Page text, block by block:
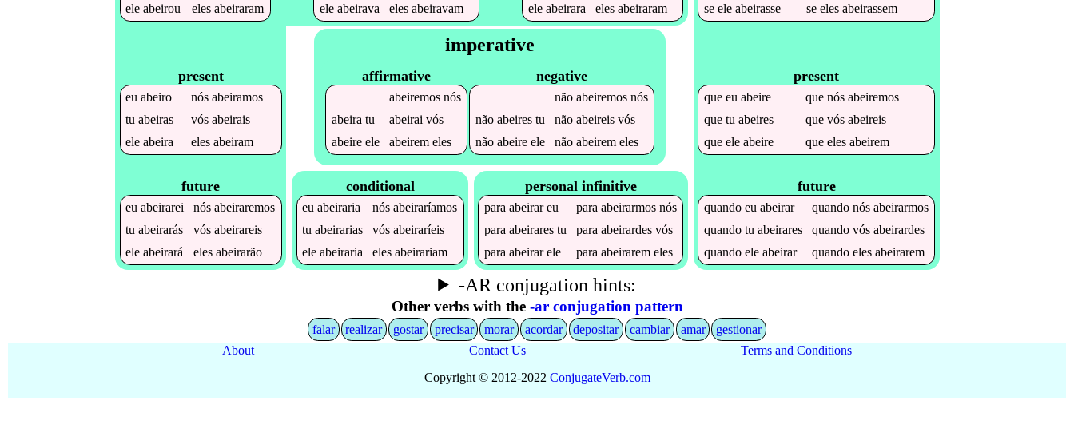
eleabeirou elesabeiraram
ele abeirava eles abeiravam
eleabeirara elesabeiraram
present
euabeiro nósabeiramos
tuabeiras vósabeirais
eleabeira elesabeiram
future
euabeirarei nósabeiraremos
tuabeirarás vósabeirareis
eleabeirará elesabeirarão
imperative
affirmative
abeiremosnós
abeira tu abeirai vós
abeireele abeiremeles
negative
não abeiremosnós
não abeirestu não abeireisvós
não abeireele não abeiremeles
conditional
euabeiraria nósabeiraríamos
tuabeirarias vósabeiraríeis
eleabeiraria elesabeirariam
personal infinitive
paraabeirareu paraabeirarmos nós
paraabeirares tu paraabeirardes vós
paraabeirarele paraabeirarem eles
seeleabeirasse seelesabeirassem
present
queeuabeire quenósabeiremos
quetuabeires quevósabeireis
queeleabeire queelesabeirem
future
quandoeuabeirar quandonósabeirarmos
quandotuabeirares quandovósabeirardes
quandoeleabeirar quandoelesabeirarem
-AR conjugation hints:
Other verbs with the -ar conjugation pattern
falar realizar gostar precisar morar acordar depositar cambiar amar
gestionar
About
Contact Us
Terms and Conditions
Copyright © 2012-2022 ConjugateVerb.com